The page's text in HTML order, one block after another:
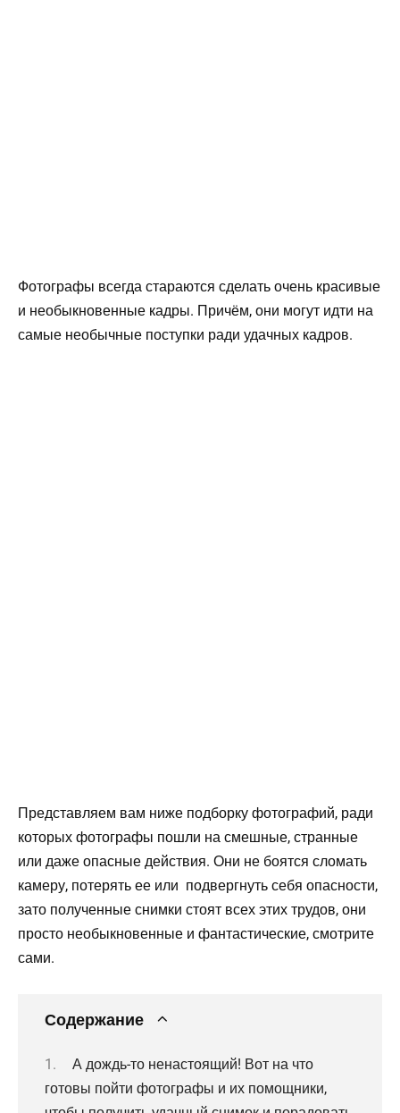
Фотографы всегда стараются сделать очень красивые
и необыкновенные кадры. Причём, они могут идти на
самые необычные поступки ради удачных кадров.
Представляем вам ниже подборку фотографий, ради
которых фотографы пошли на смешные, странные
или даже опасные действия. Они не боятся сломать
камеру, потерять ее или подвергнуть себя опасности,
зато полученные снимки стоят всех этих трудов, они
просто необыкновенные и фантастические, смотрите
сами.
Содержание
А дождь-то ненастоящий! Вот на что
готовы пойти фотографы и их помощники,